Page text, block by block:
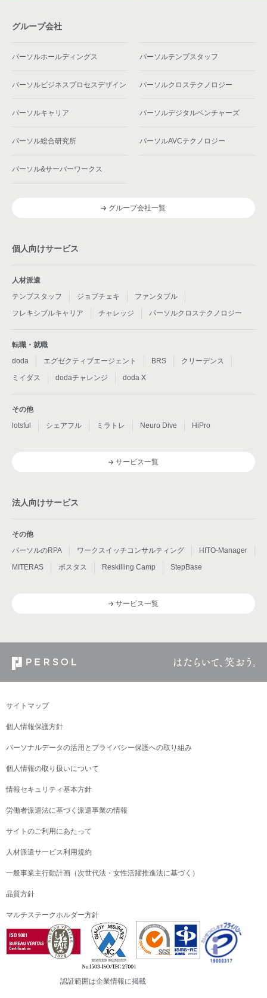
グループ会社
パーソルホールディングス パーソルテンプスタッフ
パーソルビジネスプロセスデザイン パーソルクロステクノロジー
パーソルキャリア パーソルデジタルベンチャーズ
パーソル総合研究所 パーソルAVCテクノロジー
パーソル&サーバーワークス
グループ会社一覧
個人向けサービス
人材派遣
テンプスタッフ
ジョブチェキ
ファンタブル
フレキシブルキャリア
チャレッジ パーソルクロステクノロジー
転職・就職
doda
エグゼクティブエージェント BRS
クリーデンス
ミイダス
dodaチャレンジ doda X
その他
lotsful
シェアフル ミラトレ Neuro Dive HiPro
サービス一覧
法人向けサービス
その他
パーソルのRPA
ワークスイッチコンサルティング
HITO-Manager
MITERAS
ポスタス Reskilling Camp StepBase
サービス一覧
サイトマップ
個人情報保護方針
パーソナルデータの活用とプライバシー保護への取り組み
個人情報の取り扱いについて
情報セキュリティ基本方針
労働者派遣法に基づく派遣事業の情報
サイトのご利用にあたって
人材派遣サービス利用規約
一般事業主行動計画（次世代法・女性活躍推進法に基づく）
品質方針
マルチステークホルダー方針
認証範囲は企業情報に掲載